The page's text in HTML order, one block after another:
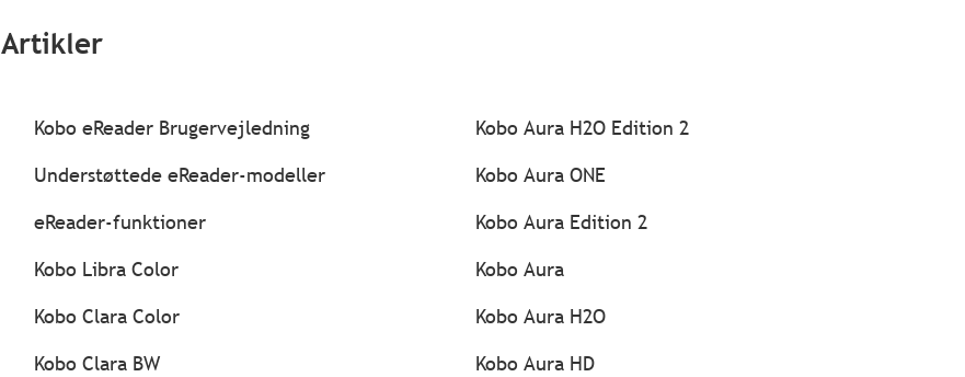
Artikler
Kobo eReader Brugervejledning
Understøttede eReader-modeller
eReader-funktioner
Kobo Libra Color
Kobo Clara Color
Kobo Clara BW
Kobo Aura H2O Edition 2
Kobo Aura ONE
Kobo Aura Edition 2
Kobo Aura
Kobo Aura H2O
Kobo Aura HD